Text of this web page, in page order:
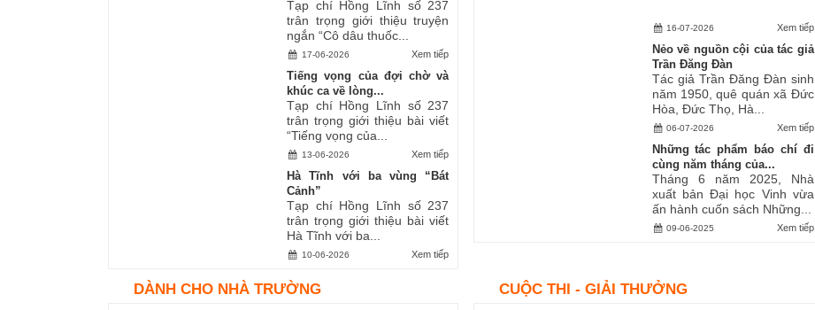
Tạp chí Hồng Lĩnh số 237
trân trọng giới thiệu truyện
ngắn “Cô dâu thuốc...
Xem tiếp
17-06-2026
Tiếng vọng của đợi chờ và
khúc ca về lòng...
Tạp chí Hồng Lĩnh số 237
trân trọng giới thiệu bài viết
“Tiếng vọng của...
Xem tiếp
13-06-2026
Hà Tĩnh với ba vùng “Bát
Cảnh”
Tạp chí Hồng Lĩnh số 237
trân trọng giới thiệu bài viết
Hà Tĩnh với ba...
Xem tiếp
10-06-2026
Xem tiếp
16-07-2026
Nẻo về nguồn cội của tác giả
Trần Đăng Đàn
Tác giả Trần Đăng Đàn sinh
năm 1950, quê quán xã Đức
Hòa, Đức Thọ, Hà...
Xem tiếp
06-07-2026
Những tác phẩm báo chí đi
cùng năm tháng của...
Tháng 6 năm 2025, Nhà
xuất bản Đại học Vinh vừa
ấn hành cuốn sách Những...
Xem tiếp
09-06-2025
DÀNH CHO NHÀ TRƯỜNG CUỘC THI - GIẢI THƯỞNG